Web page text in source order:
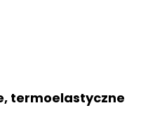
termoelastyczne